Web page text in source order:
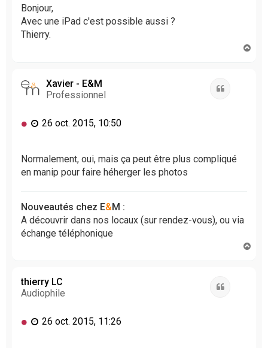
s
a
g
e
l
u
Bonjour,
Avec une iPad c'est possible aussi ?
Thierry.
Xavier - E&M
Professionnel
M
s
a
n
o
n
l
26 oct. 2015, 10:50
Normalement, oui, mais ça peut être plus compliqué
en manip pour faire héherger les photos
Nouveautés chez E&M :
A découvrir dans nos locaux (sur rendez-vous), ou via
échange téléphonique
thierry LC
Audiophile
M 26 oct. 2015, 11:26